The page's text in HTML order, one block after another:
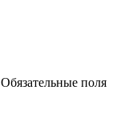
Обязательные поля